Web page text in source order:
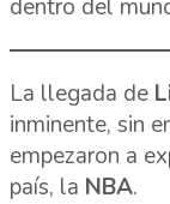
dentro del
La llegada de
inminente, sin
empezaron a
país, la NBA.